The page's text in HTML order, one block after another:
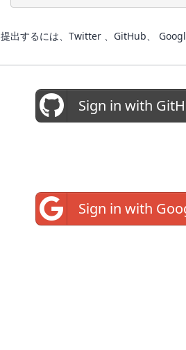
提出するには、Twitter 、GitHub、
Sign in with
Sign in with